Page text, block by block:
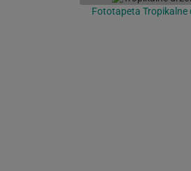
Fototapeta Tropikalne